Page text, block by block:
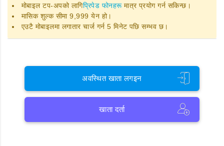
मोबाइल टप-अपको लागिप्रिपेड फोनहरूमात्र प्रयोग गर्न सकिन्छ।
मासिक शुल्क सीमा 9,999 येन हो।
एउटै मोबाइलमा लगातार चार्ज गर्न 5 मिनेट पछि सम्भव छ।
अवस्थित खाता लगइन
खाता दर्ता